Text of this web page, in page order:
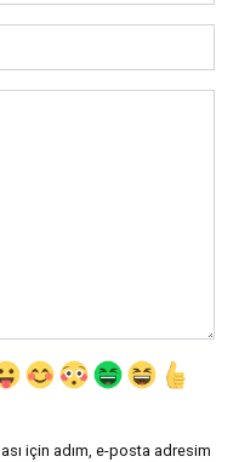
için adım, e-posta adresim